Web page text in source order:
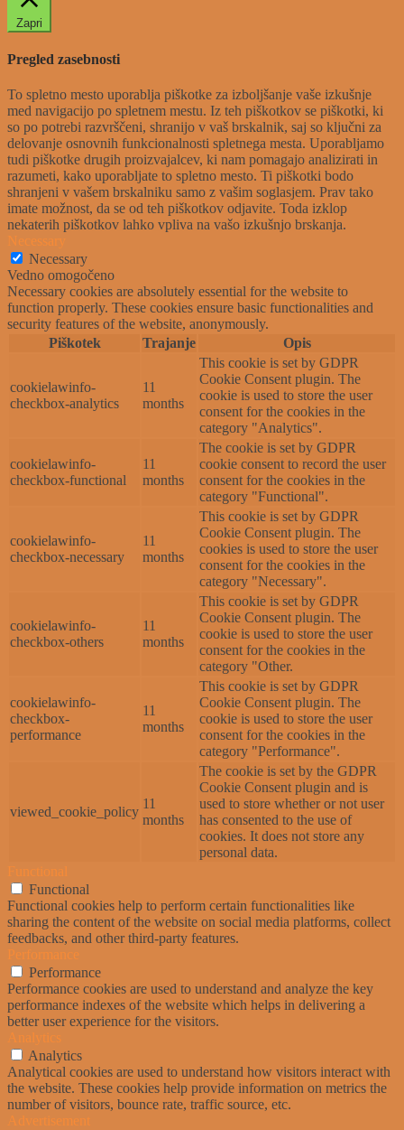
Zapri
Pregled zasebnosti
To spletno mesto uporablja piškotke za izboljšanje vaše izkušnje
med navigacijo po spletnem mestu. Iz teh piškotkov se piškotki, ki
so po potrebi razvrščeni, shranijo v vaš brskalnik, saj so ključni za
delovanje osnovnih funkcionalnosti spletnega mesta. Uporabljamo
tudi piškotke drugih proizvajalcev, ki nam pomagajo analizirati in
razumeti, kako uporabljate to spletno mesto. Ti piškotki bodo
shranjeni v vašem brskalniku samo z vašim soglasjem. Prav tako
imate možnost, da se od teh piškotkov odjavite. Toda izklop
nekaterih piškotkov lahko vpliva na vašo izkušnjo brskanja.
Necessary
Necessary
Vedno omogočeno
Necessary cookies are absolutely essential for the website to
function properly. These cookies ensure basic functionalities and
security features of the website, anonymously.
Piškotek
Trajanje Opis
cookielawinfo-
checkbox-analytics
11
months
This cookie is set by GDPR
Cookie Consent plugin. The
cookie is used to store the user
consent for the cookies in the
category "Analytics".
cookielawinfo-
checkbox-functional
11
months
The cookie is set by GDPR
cookie consent to record the user
consent for the cookies in the
category "Functional".
cookielawinfo-
checkbox-necessary
11
months
This cookie is set by GDPR
Cookie Consent plugin. The
cookies is used to store the user
consent for the cookies in the
category "Necessary".
cookielawinfo-
checkbox-others
11
months
This cookie is set by GDPR
Cookie Consent plugin. The
cookie is used to store the user
consent for the cookies in the
category "Other.
cookielawinfo-
checkbox-
performance
11
months
This cookie is set by GDPR
Cookie Consent plugin. The
cookie is used to store the user
consent for the cookies in the
category "Performance".
viewed_cookie_policy
11
months
The cookie is set by the GDPR
Cookie Consent plugin and is
used to store whether or not user
has consented to the use of
cookies. It does not store any
personal data.
Functional
Functional
Functional cookies help to perform certain functionalities like
sharing the content of the website on social media platforms, collect
feedbacks, and other third-party features.
Performance
Performance
Performance cookies are used to understand and analyze the key
performance indexes of the website which helps in delivering a
better user experience for the visitors.
Analytics
Analytics
Analytical cookies are used to understand how visitors interact with
the website. These cookies help provide information on metrics the
number of visitors, bounce rate, traffic source, etc.
Advertisement